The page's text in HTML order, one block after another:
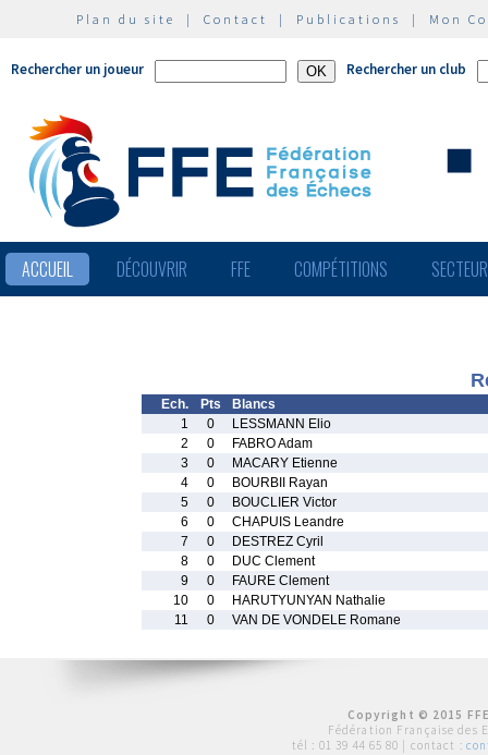
Plan du site | Contact | Publications | Mon
Rechercher un joueur Rechercher un club
ACCUEIL DÉCOUVRIR FFE COMPÉTITIONS
Ech. Pts
Blancs
1
0
LESSMANN Elio
2
0
FABRO Adam
3
0
MACARY Etienne
4
0
BOURBII Rayan
5
0
BOUCLIER Victor
6
0
CHAPUIS Leandre
7
0
DESTREZ Cyril
8
0
DUC Clement
9
0
FAURE Clement
10
0
HARUTYUNYAN Nathalie
11
0 VAN DE VONDELE Romane
Copyright © 2015
Fédération Française des
tél : 01 39 44 65 80 | contact :